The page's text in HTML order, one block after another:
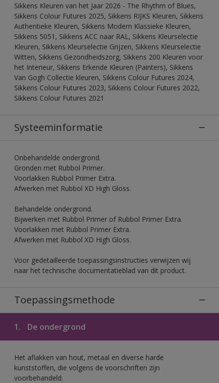
Sikkens Kleuren van het Jaar 2026 - The Rhythm of Blues,
Sikkens Colour Futures 2025, Sikkens RIJKS Kleuren, Sikkens
Authentieke Kleuren, Sikkens Modern Klassieke Kleuren,
Sikkens 5051, Sikkens ACC naar RAL, Sikkens Kleurselectie
Kleuren, Sikkens Kleurselectie Grijzen, Sikkens Kleurselectie
Witten, Sikkens Gezondheidszorg, Sikkens 200 Kleuren voor
het Interieur, Sikkens Erkende Kleuren (Painters), Sikkens
Van Gogh Collectie kleuren, Sikkens Colour Futures 2024,
Sikkens Colour Futures 2023, Sikkens Colour Futures 2022,
Sikkens Colour Futures 2021
Systeeminformatie
Onbehandelde ondergrond.
Gronden met Rubbol Primer.
Voorlakken Rubbol Primer Extra.
Afwerken met Rubbol XD High Gloss.
Behandelde ondergrond.
Bijwerken met Rubbol Primer of Rubbol Primer Extra.
Voorlakken met Rubbol Primer Extra.
Afwerken met Rubbol XD High Gloss.
Voor gedetailleerde toepassingsinstructies verwijzen wij
naar het technische documentatieblad van dit product.
Toepassingsmethode
1. De ondergrond
Het aflakken van hout, metaal en diverse harde
kunststoffen, die volgens de voorschriften zijn
voorbehandeld.